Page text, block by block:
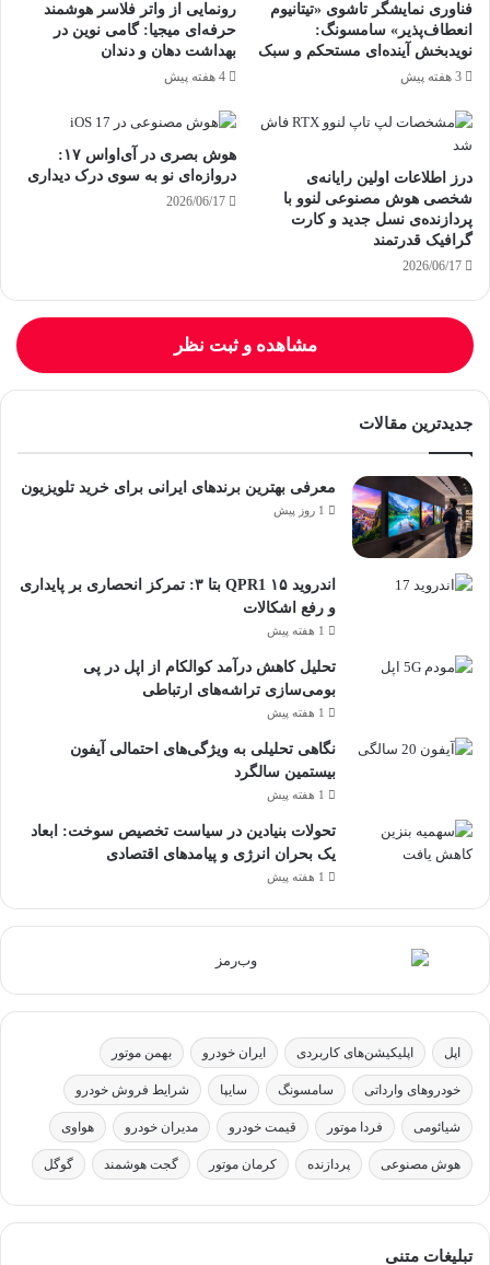
فناوری نمایشگر تاشوی «تیتانیوم
انعطاف‌پذیر» سامسونگ:
نویدبخش آینده‌ای مستحکم و سبک
3 هفته پیش
رونمایی از واتر فلاسر هوشمند
حرفه‌ای میجیا: گامی نوین در
بهداشت دهان و دندان
4 هفته پیش
درز اطلاعات اولین رایانه‌ی
شخصی هوش مصنوعی لنوو با
پردازنده‌ی نسل جدید و کارت
گرافیک قدرتمند
2026/06/17
هوش بصری در آی‌او‌اس ۱۷:
دروازه‌ای نو به سوی درک دیداری
2026/06/17
مشاهده و ثبت نظر
جدیدترین مقالات
معرفی بهترین برندهای ایرانی برای خرید تلویزیون
1 روز پیش
اندروید ۱۵ QPR1 بتا ۳: تمرکز انحصاری بر پایداری
و رفع اشکالات
1 هفته پیش
تحلیل کاهش درآمد کوالکام از اپل در پی
بومی‌سازی تراشه‌های ارتباطی
1 هفته پیش
نگاهی تحلیلی به ویژگی‌های احتمالی آیفون
بیستمین سالگرد
1 هفته پیش
تحولات بنیادین در سیاست تخصیص سوخت: ابعاد
یک بحران انرژی و پیامدهای اقتصادی
1 هفته پیش
اپل اپلیکیشن‌های کاربردی ایران خودرو بهمن موتور
خودروهای وارداتی سامسونگ سایپا شرایط فروش خودرو
شیائومی فردا موتور قیمت خودرو مدیران خودرو هواوی
هوش مصنوعی پردازنده کرمان موتور گجت هوشمند گوگل
تبلیغات متنی